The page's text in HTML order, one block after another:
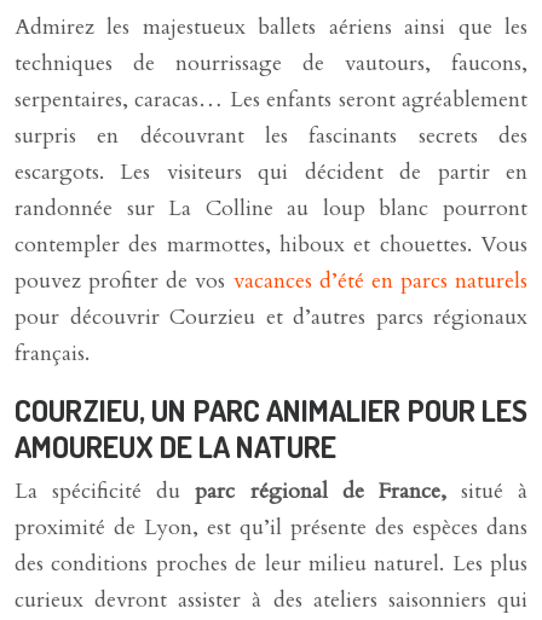
Admirez les majestueux ballets aériens ainsi que les
techniques de nourrissage de vautours, faucons,
serpentaires, caracas… Les enfants seront agréablement
surpris en découvrant les fascinants secrets des
escargots. Les visiteurs qui décident de partir en
randonnée sur La Colline au loup blanc pourront
contempler des marmottes, hiboux et chouettes. Vous
pouvez profiter de vos vacances d’été en parcs naturels
pour découvrir Courzieu et d’autres parcs régionaux
français.
COURZIEU, UN PARC ANIMALIER POUR LES
AMOUREUX DE LA NATURE
La spécificité duparc régional de France,situé à
proximité de Lyon, est qu’il présente des espèces dans
des conditions proches de leur milieu naturel. Les plus
curieux devront assister à des ateliers saisonniers qui